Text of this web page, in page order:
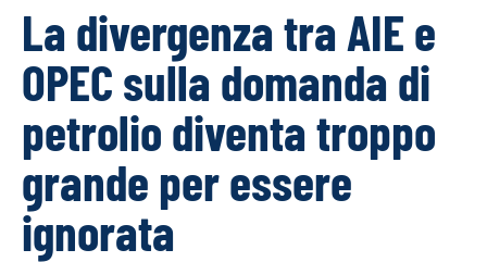
La divergenza tra AIE e
OPEC sulla domanda di
petrolio diventa troppo
grande per essere
ignorata